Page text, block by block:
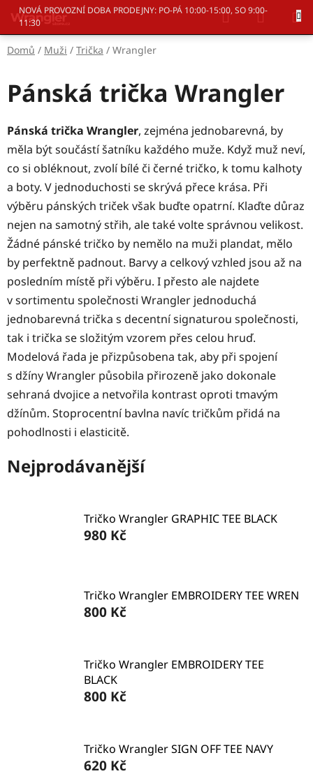
Přejít
obsah
NOVÁ PROVOZNÍ DOBA PRODEJNY: PO-PÁ 10:00-15:00, SO 9:00-
11:30
Hledat
KOŠÍK
Domů / Muži / Trička / Wrangler
Pánská trička Wrangler
Pánská trička Wrangler, zejména jednobarevná, by
měla být součástí šatníku každého muže. Když muž neví,
co si obléknout, zvolí bílé či černé tričko, k tomu kalhoty
a boty. V jednoduchosti se skrývá přece krása. Při
výběru pánských triček však buďte opatrní. Klaďte důraz
nejen na samotný střih, ale také volte správnou velikost.
Žádné pánské tričko by nemělo na muži plandat, mělo
by perfektně padnout. Barvy a celkový vzhled jsou až na
posledním místě při výběru. I přesto ale najdete
v sortimentu společnosti Wrangler jednoduchá
jednobarevná trička s decentní signaturou společnosti,
tak i trička se složitým vzorem přes celou hruď.
Modelová řada je přizpůsobena tak, aby při spojení
s džíny Wrangler působila přirozeně jako dokonale
sehraná dvojice a netvořila kontrast oproti tmavým
džínům. Stoprocentní bavlna navíc tričkům přidá na
pohodlnosti i elasticitě.
Nejprodávanější
Tričko Wrangler GRAPHIC TEE BLACK
980 Kč
Tričko Wrangler EMBROIDERY TEE WREN
800 Kč
Tričko Wrangler EMBROIDERY TEE
BLACK
800 Kč
Tričko Wrangler SIGN OFF TEE NAVY
620 Kč